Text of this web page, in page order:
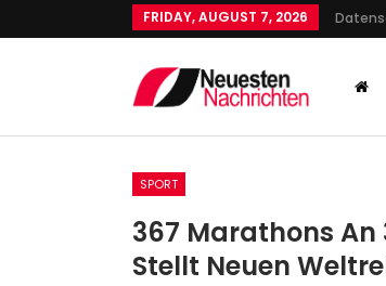
FRIDAY, AUGUST 7, 2026
SPORT
367 Marathons
Stellt Neuen